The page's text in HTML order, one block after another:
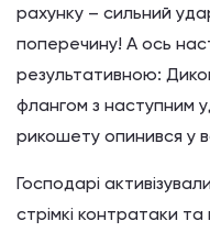
рахунку – сильний
поперечину! А ось
результативною:
флангом з наступним
рикошету опинився у
Господарі
стрімкі контратаки